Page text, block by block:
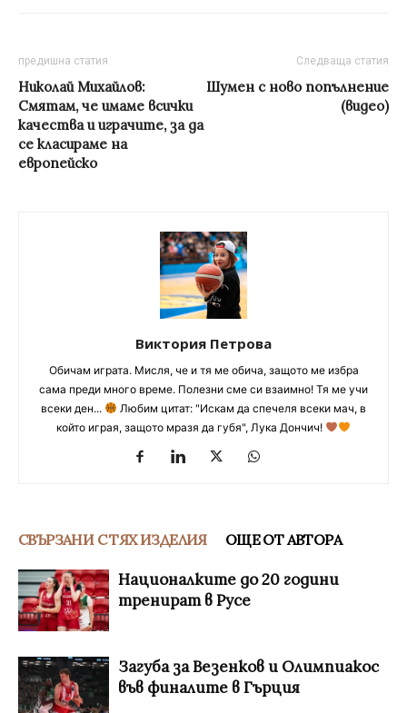
предишна статия
Николай Михайлов:
Смятам, че имаме всички
качества и играчите, за да
се класираме на
европейско
Следваща статия
Шумен с ново попълнение
(видео)
Виктория Петрова
Обичам играта. Мисля, че и тя ме обича, защото ме избра
сама преди много време. Полезни сме си взаимно! Тя ме учи
всеки ден...
Любим цитат: "Искам да спечеля всеки мач, в
който играя, защото мразя да губя", Лука Дончич!
СВЪРЗАНИ С ТЯХ ИЗДЕЛИЯ ОЩЕ ОТ АВТОРА
Националките до 20 години
тренират в Русе
Загуба за Везенков и Олимпиакос
във финалите в Гърция